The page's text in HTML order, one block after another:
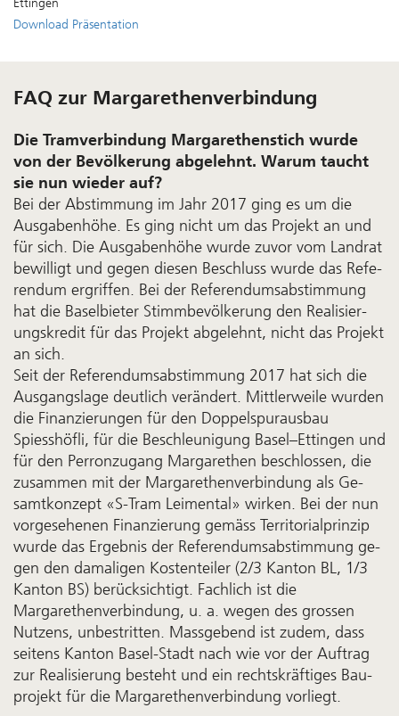
Download Präsentation
FAQ zur Margarethenverbindung
Die Tramverbindung Margarethen­stich wurde
von der Bevölkerung ab­gelehnt. Warum taucht
sie nun wieder auf?
Bei der Ab­stimm­ung im Jahr 2017 ging es um die
Aus­gaben­höhe. Es ging nicht um das Pro­jekt an und
für sich. Die Aus­gaben­höhe wurde zuvor vom Land­rat
bewilligt und ge­gen diesen Be­schluss wurde das Re­fe­
ren­dum er­grif­fen. Bei der Referendums­ab­stimm­ung
hat die Basel­bieter Stimm­bevöl­ker­ung den Re­ali­sier­
ungs­kre­dit für das Pro­jekt ab­ge­lehnt, nicht das Pro­jekt
an sich.
Seit der Referendums­ab­stimmung 2017 hat sich die
Aus­gangs­lage deutlich verändert. Mittler­weile wurden
die Finanzierungen für den Doppel­spur­aus­bau
Spiesshöfli, für die Be­schleunigung Basel–Ettingen und
für den Perron­zugang Margarethen be­schlossen, die
zusammen mit der Margarethen­verbindung als Ge­
samt­konzept «S-Tram Leimental» wirken. Bei der nun
vor­ge­sehen­en Finanzierung ge­mäss Territorialprinzip
wurde das Ergebnis der Re­ferendums­ab­stimmung ge­
gen den da­mali­gen Kosten­teiler (2/3 Kanton BL, 1/3
Kanton BS) be­rück­sichtigt. Fachlich ist die
Margarethen­verbindung, u. a. wegen des grossen
Nutzens, un­be­stritten. Massge­bend ist zu­dem, dass
sei­tens Kanton Basel-Stadt nach wie vor der Auf­trag
zur Re­ali­sierung be­steht und ein rechts­kräftiges Bau­
projekt für die Mar­garethen­verbindung vorliegt.